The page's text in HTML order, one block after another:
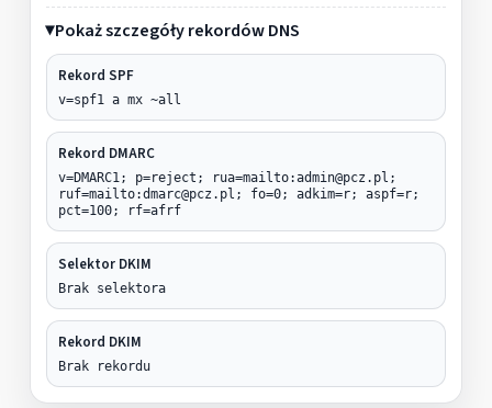
Pokaż szczegóły rekordów DNS
Rekord SPF
v=spf1 a mx ~all
Rekord DMARC
v=DMARC1; p=reject; rua=mailto:admin@pcz.pl;
ruf=mailto:dmarc@pcz.pl; fo=0; adkim=r; aspf=r;
pct=100; rf=afrf
Selektor DKIM
Brak selektora
Rekord DKIM
Brak rekordu